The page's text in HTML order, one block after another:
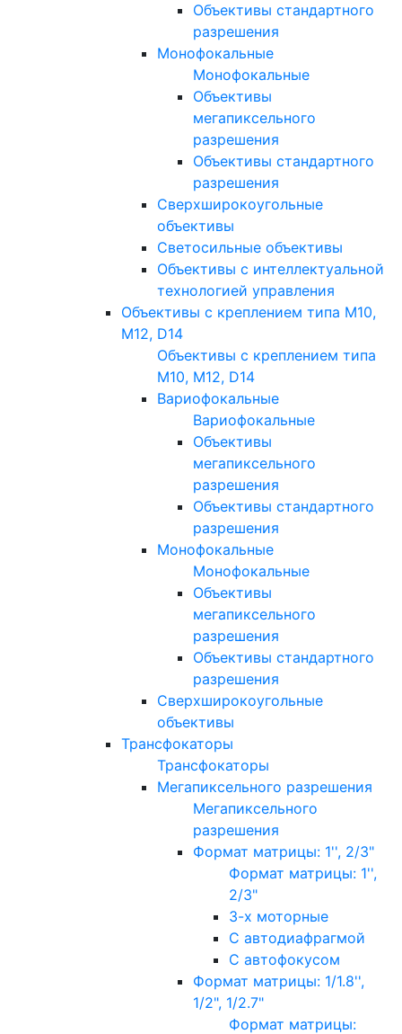
Объективы стандартного
разрешения
Монофокальные
Монофокальные
Объективы
мегапиксельного
разрешения
Объективы стандартного
разрешения
Сверхширокоугольные
объективы
Светосильные объективы
Объективы с интеллектуальной
технологией управления
Объективы с креплением типа M10,
M12, D14
Объективы с креплением типа
M10, M12, D14
Вариофокальные
Вариофокальные
Объективы
мегапиксельного
разрешения
Объективы стандартного
разрешения
Монофокальные
Монофокальные
Объективы
мегапиксельного
разрешения
Объективы стандартного
разрешения
Сверхширокоугольные
объективы
Трансфокаторы
Трансфокаторы
Мегапиксельного разрешения
Мегапиксельного
разрешения
Формат матрицы: 1'', 2/3"
Формат матрицы: 1'',
2/3"
3-х моторные
С автодиафрагмой
С автофокусом
Формат матрицы: 1/1.8'',
1/2", 1/2.7"
Формат матрицы: